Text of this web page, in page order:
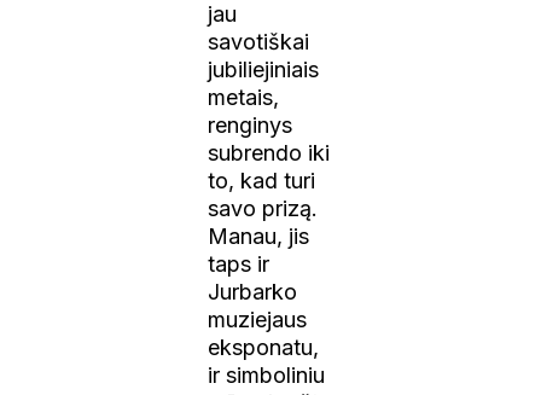
jau
savotiškai
jubiliejiniais
metais,
renginys
subrendo iki
to, kad turi
savo prizą.
Manau, jis
taps ir
Jurbarko
muziejaus
eksponatu,
ir simboliniu